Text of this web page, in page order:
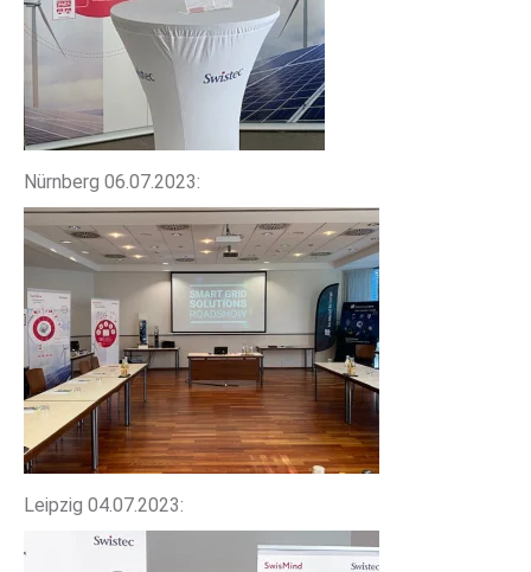
Nürnberg 06.07.2023:
Leipzig 04.07.2023: